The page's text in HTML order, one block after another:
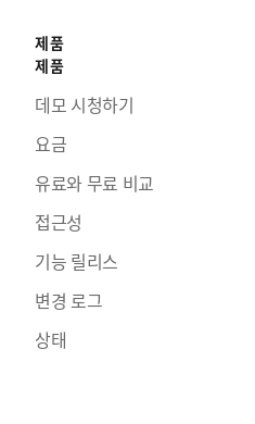
제품
제품
데모 시청하기
요금
유료와 무료 비교
접근성
기능 릴리스
변경 로그
상태